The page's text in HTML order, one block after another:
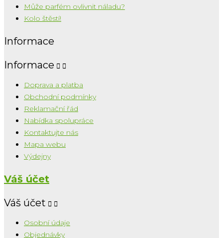
Může parfém ovlivnit náladu?
Kolo štěstí!
Informace
Informace  
Doprava a platba
Obchodní podmínky
Reklamační řád
Nabídka spolupráce
Kontaktujte nás
Mapa webu
Výdejny
Váš účet
Váš účet  
Osobní údaje
Objednávky